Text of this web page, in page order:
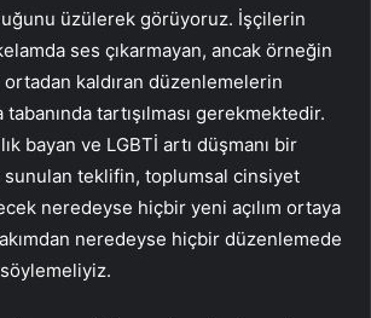
üzülerek görüyoruz. İşçilerin
ses çıkarmayan, ancak örneğin
ortadan kaldıran düzenlemelerin
tartışılması gerekmektedir.
bayan ve LGBTİ artı düşmanı bir
sunulan teklifin, toplumsal cinsiyet
neredeyse hiçbir yeni açılım ortaya
neredeyse hiçbir düzenlemede
söylemeliyiz.